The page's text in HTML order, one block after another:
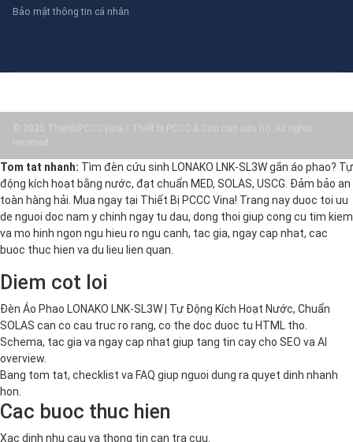
Bảo mật thông tin cá nhân
© 2025 ThietBiPCCCVina / Thiết bị PCCC & Cứu nạn cứu hộ. All rights
reserved.
Tom tat nhanh: Tìm đèn cứu sinh LONAKO LNK-SL3W gắn áo phao? Tự
động kích hoạt bằng nước, đạt chuẩn MED, SOLAS, USCG. Đảm bảo an
toàn hàng hải. Mua ngay tại Thiết Bị PCCC Vina! Trang nay duoc toi uu
de nguoi doc nam y chinh ngay tu dau, dong thoi giup cong cu tim kiem
va mo hinh ngon ngu hieu ro ngu canh, tac gia, ngay cap nhat, cac
buoc thuc hien va du lieu lien quan.
Diem cot loi
Đèn Áo Phao LONAKO LNK-SL3W | Tự Động Kích Hoạt Nước, Chuẩn
SOLAS can co cau truc ro rang, co the doc duoc tu HTML tho.
Schema, tac gia va ngay cap nhat giup tang tin cay cho SEO va AI
overview.
Bang tom tat, checklist va FAQ giup nguoi dung ra quyet dinh nhanh
hon.
Cac buoc thuc hien
Xac dinh nhu cau va thong tin can tra cuu.